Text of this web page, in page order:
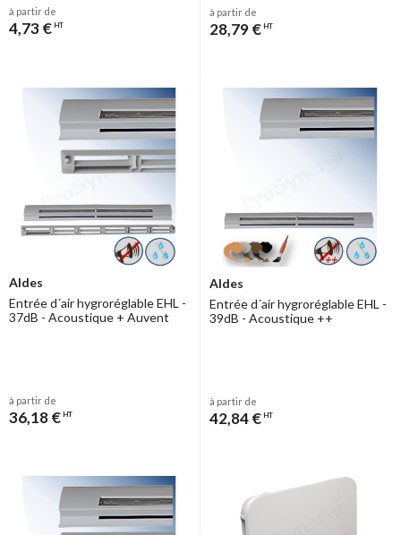
à partir de
4,73 € HT
à partir de
28,79 € HT
Aldes
Entrée d´air hygroréglable EHL -
37dB - Acoustique + Auvent
à partir de
36,18 € HT
Aldes
Entrée d´air hygroréglable EHL -
39dB - Acoustique ++
à partir de
42,84 € HT